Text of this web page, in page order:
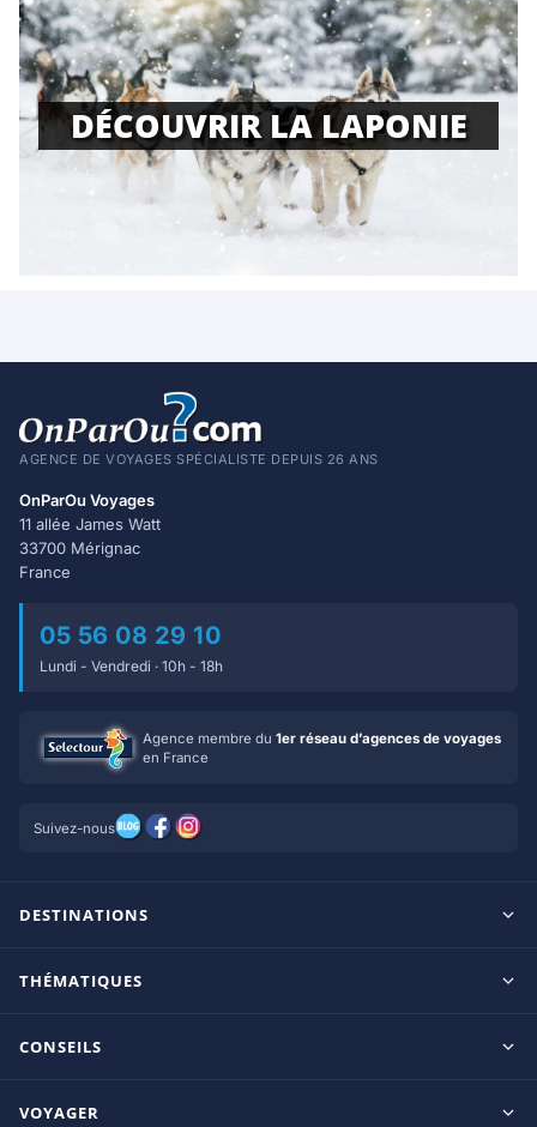
DÉCOUVRIR LA LAPONIE
AGENCE DE VOYAGES SPÉCIALISTE DEPUIS 26 ANS
OnParOu Voyages
11 allée James Watt
33700 Mérignac
France
05 56 08 29 10
Lundi - Vendredi · 10h - 18h
Agence membre du 1er réseau d’agences de voyages
en France
Suivez-nous
DESTINATIONS
Ile Maurice
République Dominicaine
THÉMATIQUES
Adultes uniquement
CONSEILS
VOYAGER